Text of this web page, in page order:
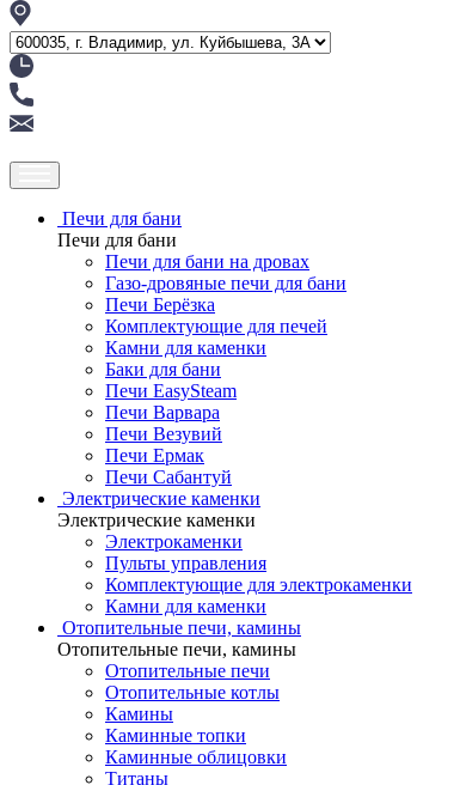
Печи для бани
Печи для бани
Печи для бани на дровах
Газо-дровяные печи для бани
Печи Берёзка
Комплектующие для печей
Камни для каменки
Баки для бани
Печи EasySteam
Печи Варвара
Печи Везувий
Печи Ермак
Печи Сабантуй
Электрические каменки
Электрические каменки
Электрокаменки
Пульты управления
Комплектующие для электрокаменки
Камни для каменки
Отопительные печи, камины
Отопительные печи, камины
Отопительные печи
Отопительные котлы
Камины
Каминные топки
Каминные облицовки
Титаны